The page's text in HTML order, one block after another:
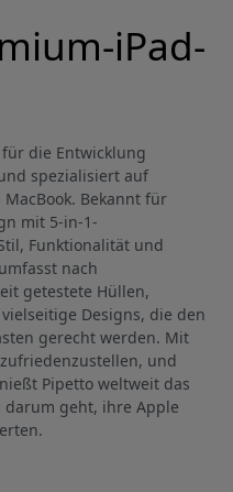
iPad-
die Entwicklung
spezialisiert auf
Bekannt für
mit 5-in-1-
Funktionalität und
nach
getestete Hüllen,
Designs, die den
gerecht werden. Mit
und
Pipetto weltweit das
darum geht, ihre Apple